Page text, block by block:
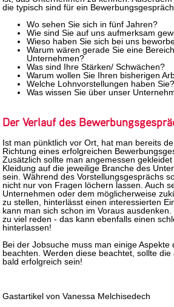
die typisch sind für ein Bewerbungsgespräch
Wo sehen Sie sich in fünf Jahren?
Wie sind Sie auf uns aufmerksam
Wieso haben Sie sich bei uns
Warum wären gerade Sie eine
Unternehmen?
Was sind Ihre Stärken/ Schwächen?
Warum wollen Sie Ihren bisherigen
Welche Lohnvorstellungen haben Sie?
Was wissen Sie über unser
Der Verlauf des
Ist man pünktlich vor Ort, hat man bereits
Richtung eines erfolgreichen
Zusätzlich sollte man angemessen
Kleidung auf die jeweilige Branche des
sein. Während des Vorstellungsgesprächs
nicht nur von Fragen löchern lassen. Auch
Unternehmen oder dem möglicherweise
zu stellen, hinterlässt einen interessierten
kann man sich schon im Voraus
zu viel reden - das kann ebenfalls einen
hinterlassen!
Bei der Jobsuche muss man einige Aspekte
beachten. Werden diese beachtet, sollte
bald erfolgreich sein!
Gastartikel von Vanessa Melchisedech